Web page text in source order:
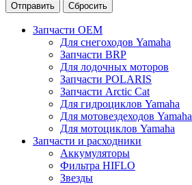
Отправить Сбросить
Запчасти OEM
Для снегоходов Yamaha
Запчасти BRP
Для лодочных моторов
Запчасти POLARIS
Запчасти Arctic Cat
Для гидроциклов Yamaha
Для мотовездеходов Yamaha
Для мотоциклов Yamaha
Запчасти и расходники
Аккумуляторы
Фильтра HIFLO
Звезды